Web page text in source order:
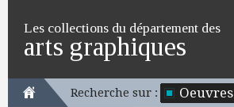
Les collections du département des
arts graphiques
Recherche sur : Oeuvres